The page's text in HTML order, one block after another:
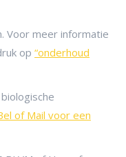
Voor meer informatie
op “onderhoud
of Mail voor een